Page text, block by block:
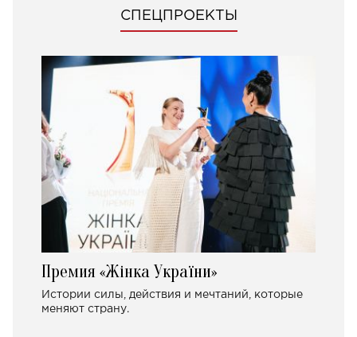
СПЕЦПРОЕКТЫ
Премия «Жінка України»
Истории силы, действия и мечтаний, которые
меняют страну.